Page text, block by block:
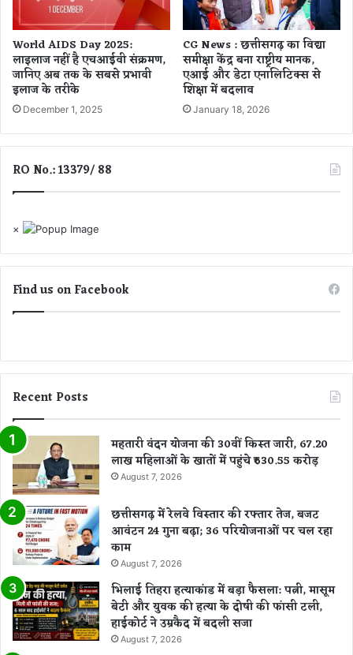
से
भा
व
वि
भो
र
ए
लु
.
World AIDS Day 2025:
लाइलाज नहीं है एचआईवी संक्रमण,
जानिए अब तक के सबसे प्रभावी
इलाज के तरीके
December 1, 2025
CG News : छत्तीसगढ़ का विद्या
समीक्षा केंद्र बना राष्ट्रीय मानक,
एआई और डेटा एनालिटिक्स से
शिक्षा में बदलाव
January 18, 2026
RO No.: 13379/ 88
×
Find us on Facebook
Recent Posts
महतारी वंदन योजना की 30वीं किस्त जारी, 67.20
लाख महिलाओं के खातों में पहुंचे ₹630.55 करोड़
August 7, 2026
छत्तीसगढ़ में रेलवे विस्तार की रफ्तार तेज, बजट
आवंटन 24 गुना बढ़ा; 36 परियोजनाओं पर चल रहा
काम
August 7, 2026
भिलाई तिहरा हत्याकांड में बड़ा फैसला: पत्नी, मासूम
बेटी और युवक की हत्या के दोषी की फांसी टली,
हाईकोर्ट ने उम्रकैद में बदली सजा
August 7, 2026